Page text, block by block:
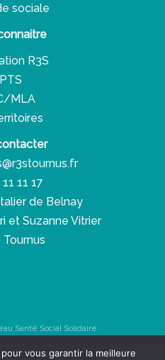
sociale
R3S
MLA
11 17
de Belnay
et Suzanne Vitrier
Tournus
Santé Social Solidaire
Espace pro-RGPD
vous garantir la meilleure